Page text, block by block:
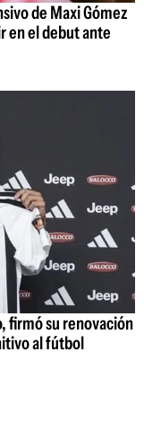
de Maxi Gómez
en el debut ante
firmó su renovación
al fútbol